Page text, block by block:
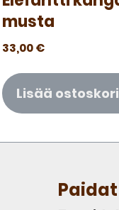
musta
33,00€
Lisää
Paidat